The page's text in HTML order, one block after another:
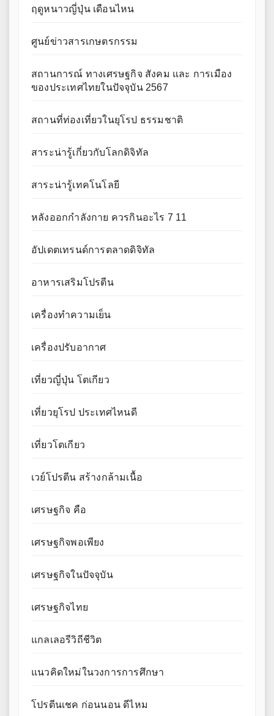
ฤดูหนาวญี่ปุ่น เดือนไหน
ศูนย์ข่าวสารเกษตรกรรม
สถานการณ์ ทางเศรษฐกิจ สังคม และ การเมือง
ของประเทศไทยในปัจจุบัน 2567
สถานที่ท่องเที่ยวในยุโรป ธรรมชาติ
สาระน่ารู้เกี่ยวกับโลกดิจิทัล
สาระน่ารู้เทคโนโลยี
หลังออกกําลังกาย ควรกินอะไร 7 11
อัปเดตเทรนด์การตลาดดิจิทัล
อาหารเสริมโปรตีน
เครื่องทำความเย็น
เครื่องปรับอากาศ
เที่ยวญี่ปุ่น โตเกียว
เที่ยวยุโรป ประเทศไหนดี
เที่ยวโตเกียว
เวย์โปรตีน สร้างกล้ามเนื้อ
เศรษฐกิจ คือ
เศรษฐกิจพอเพียง
เศรษฐกิจในปัจจุบัน
เศรษฐกิจไทย
แกลเลอรีวิถีชีวิต
แนวคิดใหม่ในวงการการศึกษา
โปรตีนเชค ก่อนนอน ดีไหม